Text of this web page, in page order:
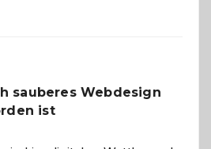
sauberes Webdesign
ist